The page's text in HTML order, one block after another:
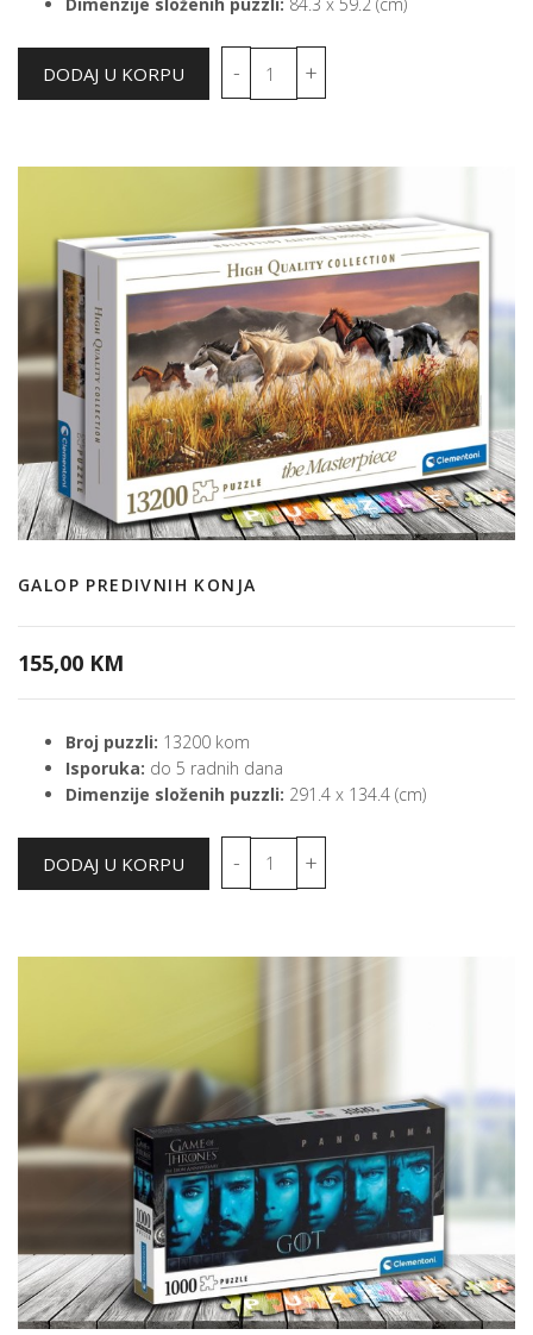
GALOP PREDIVNIH KONJA
155,00 KM
Broj puzzli: 13200 kom
Isporuka: do 5 radnih dana
Dimenzije složenih puzzli: 291.4 x 134.4 (cm)